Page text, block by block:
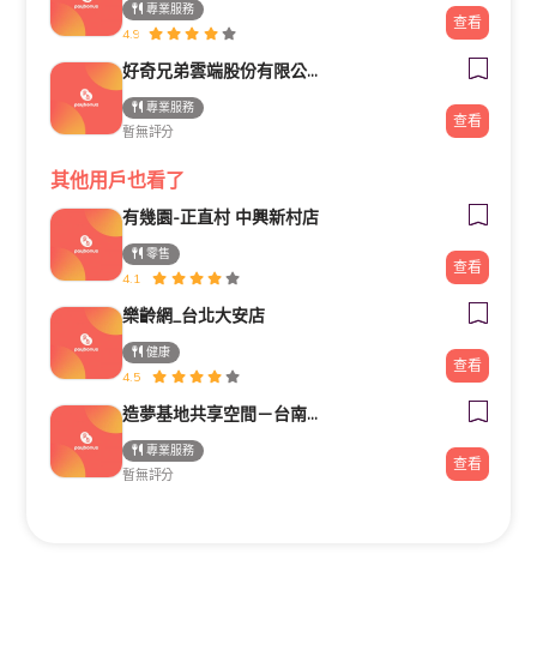
專業服務
4.9
查看
好奇兄弟雲端股份有限公司｜Google行銷導客顧問・高雄台南行銷顧問
專業服務
暫無評分
查看
其他用戶也看了
有幾園-正直村 中興新村店
零售
4.1
查看
樂齡網_台北大安店
健康
4.5
查看
造夢基地共享空間－台南火車站站前館
專業服務
暫無評分
查看